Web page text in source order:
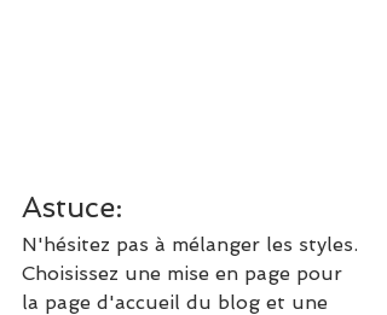
Astuce:
N'hésitez pas à mélanger les styles.
Choisissez une mise en page pour
la page d'accueil du blog et une